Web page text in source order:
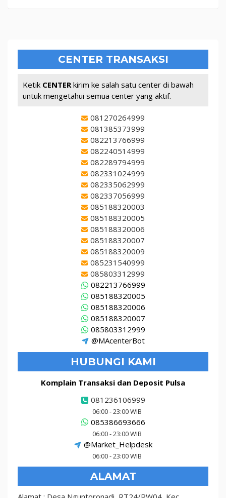
CENTER TRANSAKSI
Ketik CENTER kirim ke salah satu center di bawah
untuk mengetahui semua center yang aktif.
081270264999
081385373999
082213766999
082240514999
082289794999
082331024999
082335062999
082337056999
085188320003
085188320005
085188320006
085188320007
085188320009
085231540999
085803312999
082213766999
085188320005
085188320006
085188320007
085803312999
@MAcenterBot
HUBUNGI KAMI
Komplain Transaksi dan Deposit Pulsa
081236106999
06:00 - 23:00 WIB
085386693666
06:00 - 23:00 WIB
@Market_Helpdesk
06:00 - 23:00 WIB
ALAMAT